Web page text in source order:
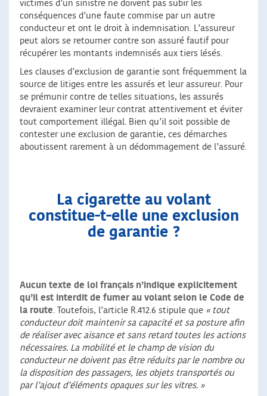
victimes d’un sinistre ne doivent pas subir les
conséquences d’une faute commise par un autre
conducteur et ont le droit à indemnisation. L’assureur
peut alors se retourner contre son assuré fautif pour
récupérer les montants indemnisés aux tiers lésés.
Les clauses d’exclusion de garantie sont fréquemment la
source de litiges entre les assurés et leur assureur. Pour
se prémunir contre de telles situations, les assurés
devraient examiner leur contrat attentivement et éviter
tout comportement illégal. Bien qu’il soit possible de
contester une exclusion de garantie, ces démarches
aboutissent rarement à un dédommagement de l’assuré.
La cigarette au volant
constitue-t-elle une exclusion
de garantie ?
Aucun texte de loi français n’indique explicitement
qu’il est interdit de fumer au volant selon le Code de
la route. Toutefois, l’article R.412.6 stipule que « tout
conducteur doit maintenir sa capacité et sa posture afin
de réaliser avec aisance et sans retard toutes les actions
nécessaires. La mobilité et le champ de vision du
conducteur ne doivent pas être réduits par le nombre ou
la disposition des passagers, les objets transportés ou
par l’ajout d’éléments opaques sur les vitres. »